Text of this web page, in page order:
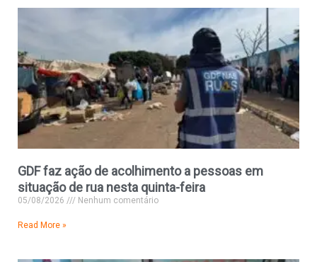
GDF faz ação de acolhimento a pessoas em
situação de rua nesta quinta-feira
05/08/2026 Nenhum comentário
Read More »